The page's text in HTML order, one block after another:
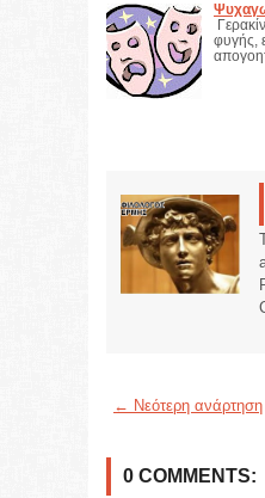
φυγής,
← Νεότερη ανάρτηση
0 COMMENTS: